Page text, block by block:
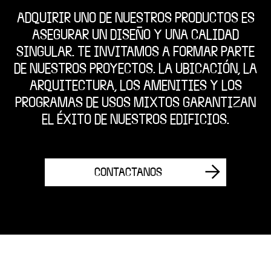
ADQUIRIR UNO DE NUESTROS PRODUCTOS ES
ASEGURAR UN DISEÑO Y UNA CALIDAD
SINGULAR. TE INVITAMOS A FORMAR PARTE
DE NUESTROS PROYECTOS. LA UBICACIÓN, LA
ARQUITECTURA, LOS AMENITIES Y LOS
PROGRAMAS DE USOS MIXTOS GARANTIZAN
EL ÉXITO DE NUESTROS EDIFICIOS.
CONTACTANOS